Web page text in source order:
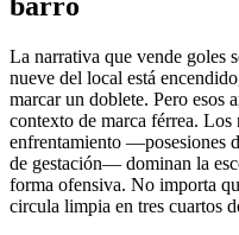
barro
La narrativa que vende goles
nueve del local está
marcar un doblete. Pero esos
contexto de marca férrea. Los
enfrentamiento —posesiones
de gestación— dominan la
forma ofensiva. No importa
circula limpia en tres cuartos